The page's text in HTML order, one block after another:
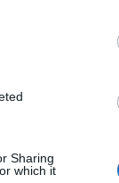
Sharing
which it